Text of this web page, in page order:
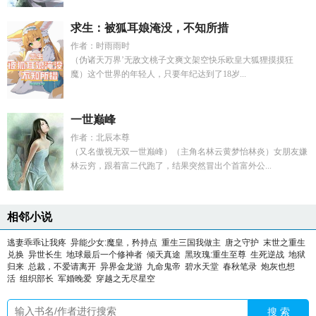
求生：被狐耳娘淹没，不知所措
作者：时雨雨时
（伪诸天万界’无敌文桃子文爽文架空快乐欧皇大狐狸摸摸狂
魔）这个世界的年轻人，只要年纪达到了18岁...
一世巅峰
作者：北辰本尊
（又名傲视无双一世巅峰）（主角名林云黄梦怡林炎）女朋友嫌
林云穷，跟着富二代跑了，结果突然冒出个首富外公...
相邻小说
逃妻乖乖让我疼 异能少女:魔皇，矜持点 重生三国我做主 唐之守护 末世之重生
兑换 异世长生 地球最后一个修神者 倾天真途 黑玫瑰:重生至尊 生死逆战 地狱
归来 总裁，不爱请离开 异界金龙游 九命鬼帝 碧水天堂 春秋笔录 炮灰也想
活 组织部长 军婚晚爱 穿越之无尽星空
搜 索